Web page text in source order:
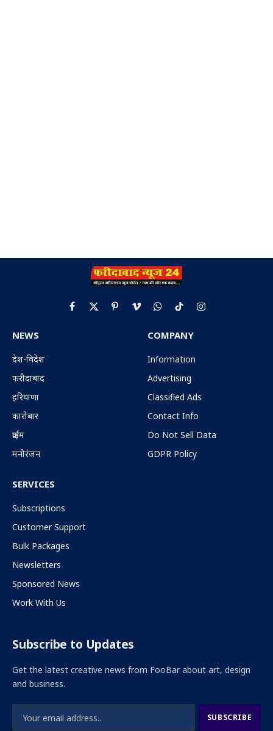
Facebook
X
PinterestVimeoWhatsApp
TikTokInstagram
NEWS
देश-विदेश
फरीदाबाद
हरियाणा
कारोबार
क्राईम
मनोरंजन
COMPANY
Information
Advertising
Classified Ads
Contact Info
Do Not Sell Data
GDPR Policy
SERVICES
Subscriptions
Customer Support
Bulk Packages
Newsletters
Sponsored News
Work With Us
Subscribe to Updates
Get the latest creative news from FooBar about art, design
and business.